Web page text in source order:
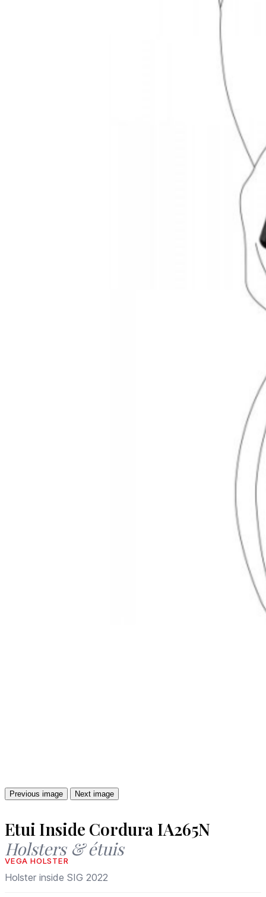
Previous image Next image
Etui Inside Cordura IA265N
Holsters & étuis
VEGA HOLSTER
Holster inside SIG 2022